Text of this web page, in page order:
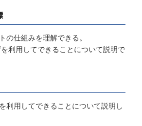
仕組みを理解できる。
用してできることについて説明で
用してできることについて説明し